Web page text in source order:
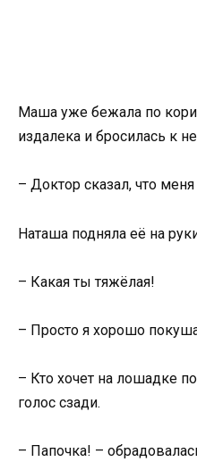
Маша уже бежала по
издалека и бросилась к
– Доктор сказал, что
Наташа подняла её на
– Какая ты тяжёлая!
– Просто я хорошо
– Кто хочет на лошадке
голос сзади.
– Папочка! –